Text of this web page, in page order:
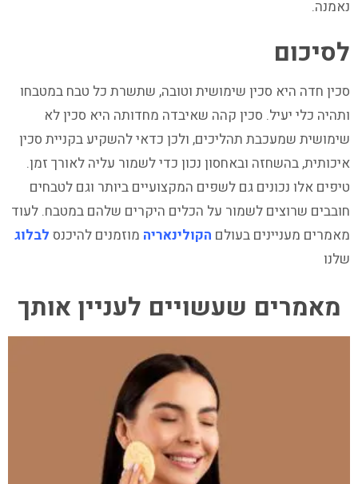
נאמנה.
לסיכום
סכין חדה היא סכין שימושית וטובה, שתשרת כל טבח במטבחו
ותהיה כלי יעיל. סכין קהה שאיבדה מחדותה היא סכין לא
שימושית שמעכבת תהליכים, ולכן כדאי להשקיע בקניית סכין
איכותית, בהשחזה ובאחסון נכון כדי לשמור עליה לאורך זמן.
טיפים אלו נכונים גם לשפים המקצועיים ביותר וגם לטבחים
חובבים שרוצים לשמור על הכלים היקרים שלהם במטבח. לעוד
מאמרים מעניינים בעולם הקולינאריה מוזמנים להיכנס לבלוג
שלנו
מאמרים שעשויים לעניין אותך